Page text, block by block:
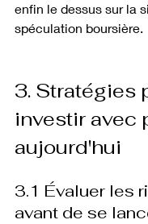
enfin le dessus sur la
spéculation boursière.
3. Stratégies
investir avec
aujourd'hui
3.1 Évaluer les
avant de se